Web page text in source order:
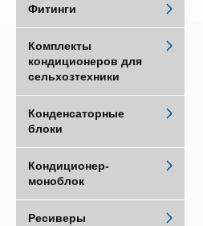
Фитинги
Комплекты
кондиционеров для
сельхозтехники
Конденсаторные
блоки
Кондиционер-
моноблок
Ресиверы